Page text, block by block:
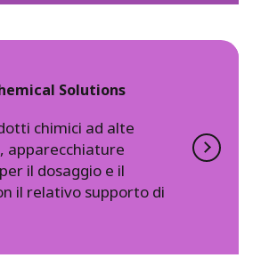
Solutions
chimici ad alte
apparecchiature
il dosaggio e il
il relativo supporto di